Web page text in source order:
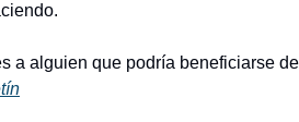
a alguien que podría beneficiarse